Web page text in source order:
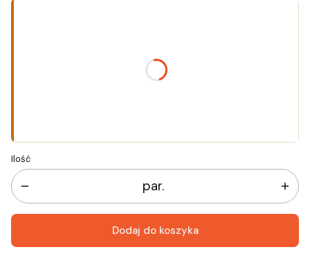
Ilość
par.
Dodaj do koszyka